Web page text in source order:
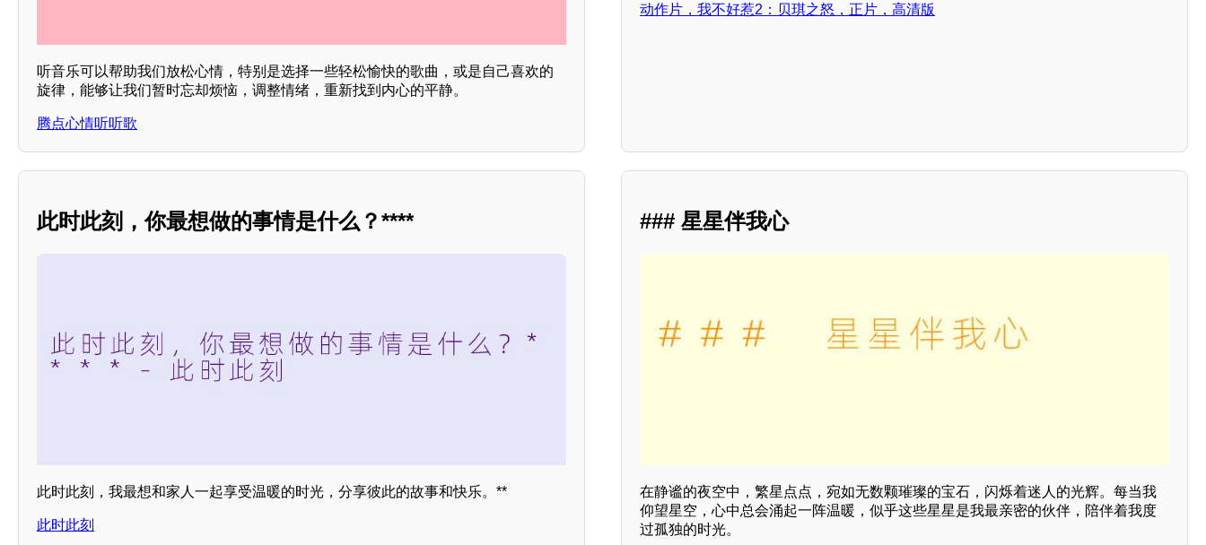
听音乐可以帮助我们放松心情，特别是选择一些轻松愉快的歌曲，或是自己喜欢的
旋律，能够让我们暂时忘却烦恼，调整情绪，重新找到内心的平静。
腾点心情听听歌
动作片，我不好惹2：贝琪之怒，正片，高清版
此时此刻，你最想做的事情是什么？****
此时此刻，我最想和家人一起享受温暖的时光，分享彼此的故事和快乐。**
此时此刻
### 星星伴我心
在静谧的夜空中，繁星点点，宛如无数颗璀璨的宝石，闪烁着迷人的光辉。每当我
仰望星空，心中总会涌起一阵温暖，似乎这些星星是我最亲密的伙伴，陪伴着我度
过孤独的时光。